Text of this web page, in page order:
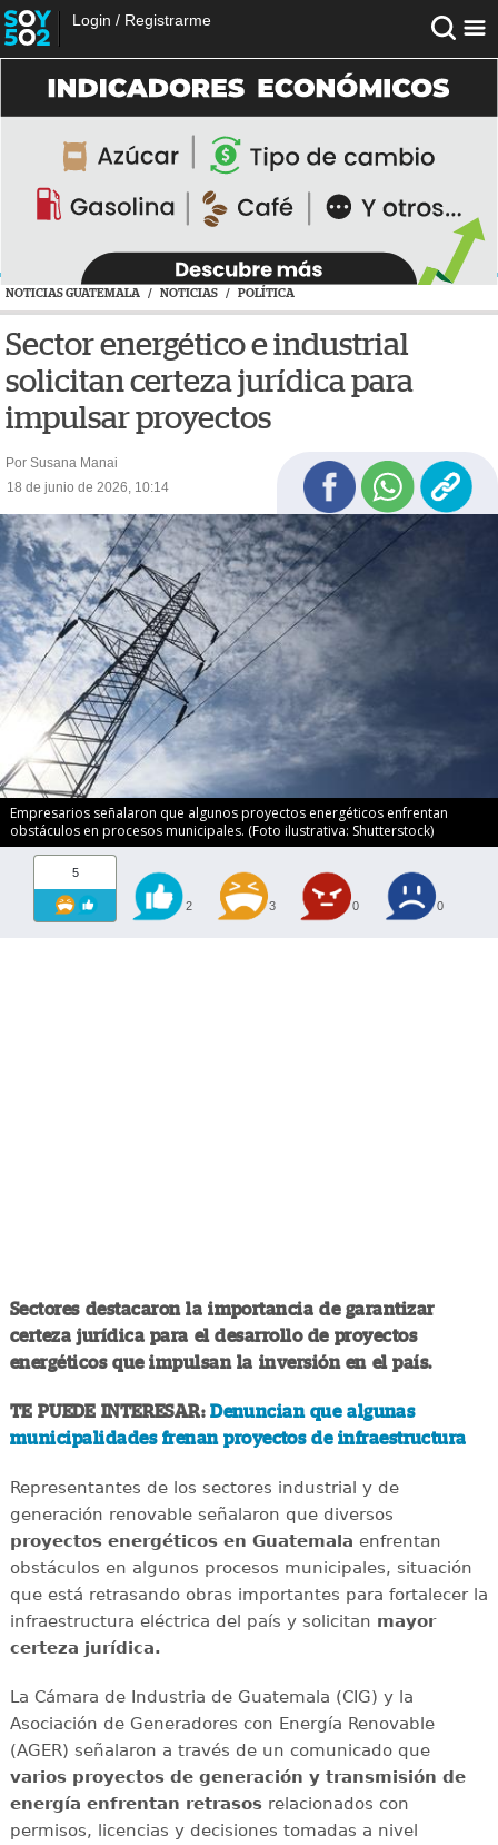
Login / Registrarme
NOTICIAS GUATEMALA / NOTICIAS / POLÍTICA
Sector energético e industrial
solicitan certeza jurídica para
impulsar proyectos
Por Susana Manai
18 de junio de 2026, 10:14
Empresarios señalaron que algunos proyectos energéticos enfrentan
obstáculos en procesos municipales. (Foto ilustrativa: Shutterstock)
5
2 3 0 0
Sectores destacaron la importancia de garantizar
certeza jurídica para el desarrollo de proyectos
energéticos que impulsan la inversión en el país.
TE PUEDE INTERESAR:Denuncian que algunas
municipalidades frenan proyectos de infraestructura
Representantes de los sectores industrial y de
generación renovable señalaron que diversos
proyectos energéticos en Guatemala enfrentan
obstáculos en algunos procesos municipales, situación
que está retrasando obras importantes para fortalecer la
infraestructura eléctrica del país y solicitan mayor
certeza jurídica.
La Cámara de Industria de Guatemala (CIG) y la
Asociación de Generadores con Energía Renovable
(AGER) señalaron a través de un comunicado que
varios proyectos de generación y transmisión de
energía enfrentan retrasosrelacionados con
permisos, licencias y decisiones tomadas a nivel